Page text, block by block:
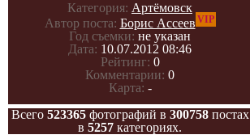
Категория: Артёмовск
Автор поста: Борис Ассеев VIP
Год съемки: не указан
Дата: 10.07.2012 08:46
Рейтинг: 0
Комментарии: 0
Карта: -
Всего 523365фотографий в 300758постах
в 5257 категориях.